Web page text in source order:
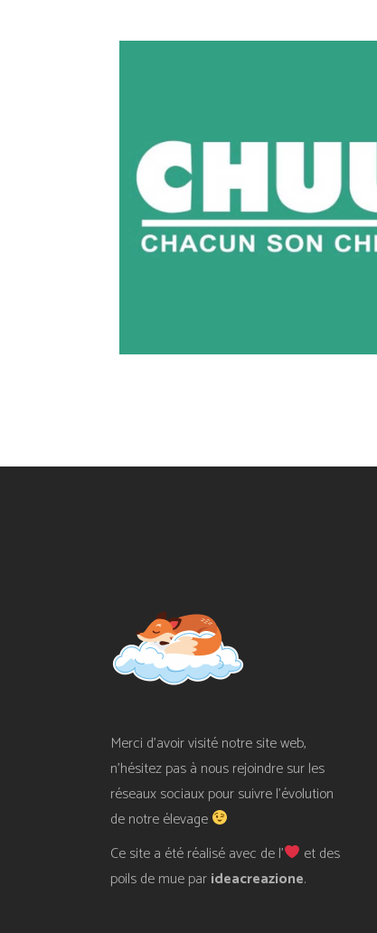
Merci d’avoir visité notre site web,
n’hésitez pas à nous rejoindre sur les
réseaux sociaux pour suivre l’évolution
de notre élevage
Ce site a été réalisé avec de l’
et des
poils de mue parideacreazione.